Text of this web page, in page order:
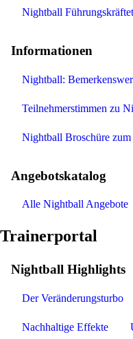
Nightball
Informationen
Nightball:
Teilnehmerstimmen zu
Nightball Broschüre zum
Angebotskatalog
Alle Nightball Angebote
Trainerportal
Nightball Highlights
Der Veränderungsturbo
Nachhaltige Effekte